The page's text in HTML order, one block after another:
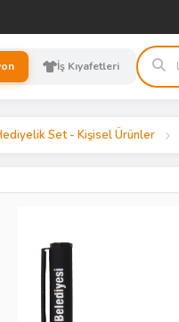
İş Kıyafetleri
Set - Kişisel Ürünler